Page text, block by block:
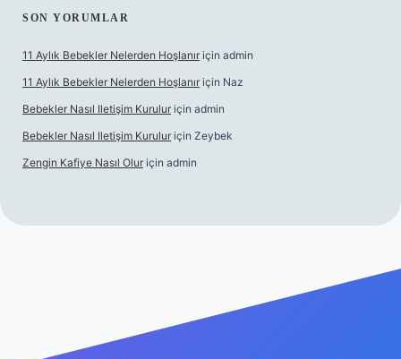
SON YORUMLAR
11 Aylık Bebekler Nelerden Hoşlanır için admin
11 Aylık Bebekler Nelerden Hoşlanır için Naz
Bebekler Nasıl Iletişim Kurulur için admin
Bebekler Nasıl Iletişim Kurulur için Zeybek
Zengin Kafiye Nasıl Olur için admin